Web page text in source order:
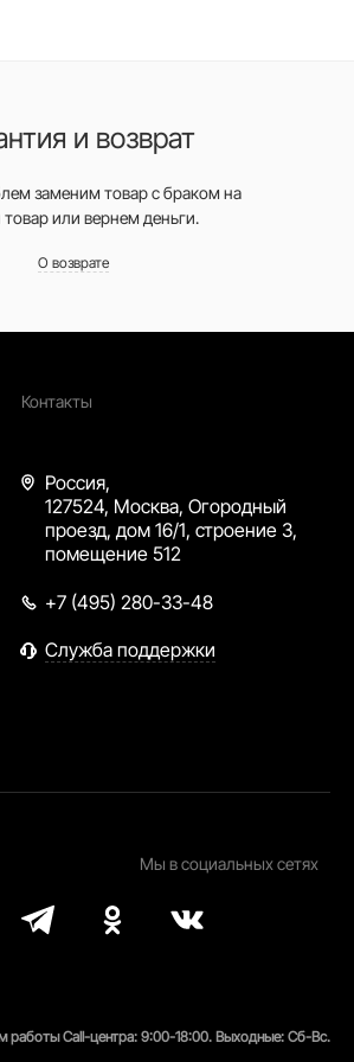
и возврат
заменим товар с браком на
товар или вернем деньги.
О возврате
Контакты
Россия,
127524, Москва, Огородный
проезд, дом 16/1, строение 3,
помещение 512
+7 (495) 280-33-48
Служба поддержки
Мы в социальных сетях
Call-центра: 9:00-18:00. Выходные: Сб-Вс.